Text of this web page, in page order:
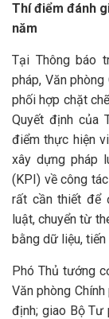
Thí điểm đánh
năm
Tại Thông báo
pháp, Văn
phối hợp chặt
Quyết định của
điểm thực hiện
xây dựng pháp
(KPI) về công
rất cần thiết để
luật, chuyển từ
bằng dữ liệu,
Phó Thủ tướng
Văn phòng
định; giao Bộ Tư